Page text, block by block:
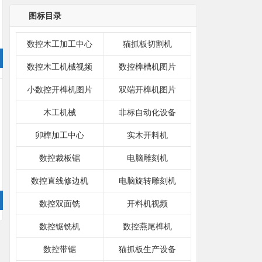
图标目录
数控木工加工中心 猫抓板切割机
数控木工机械视频 数控榫槽机图片
小数控开榫机图片 双端开榫机图片
木工机械 非标自动化设备
卯榫加工中心 实木开料机
数控裁板锯 电脑雕刻机
数控直线修边机 电脑旋转雕刻机
数控双面铣 开料机视频
数控锯铣机 数控燕尾榫机
数控带锯 猫抓板生产设备